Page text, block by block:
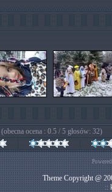
(obecna ocena : 0.5 / 5 głosów: 32)
Theme Copyright @
::